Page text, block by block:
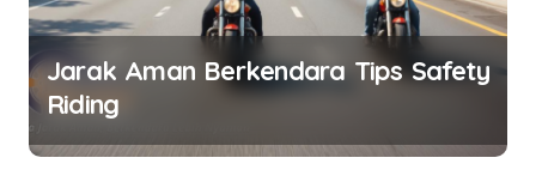
a
t
i
o
Jarak Aman Berkendara Tips Safety
Riding